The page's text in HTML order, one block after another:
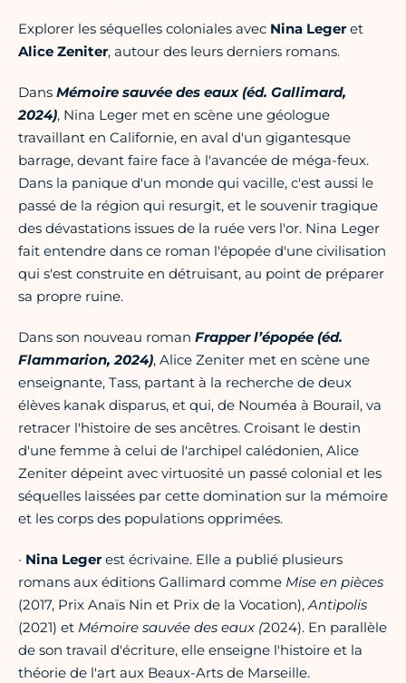
Explorer les séquelles coloniales avec Nina Legeret
Alice Zeniter, autour des leurs derniers romans.
Dans Mémoire sauvée des eaux (éd. Gallimard,
2024), Nina Leger met en scène une géologue
travaillant en Californie, en aval d'un gigantesque
barrage, devant faire face à l'avancée de méga-feux.
Dans la panique d'un monde qui vacille, c'est aussi le
passé de la région qui resurgit, et le souvenir tragique
des dévastations issues de la ruée vers l'or. Nina Leger
fait entendre dans ce roman l'épopée d'une civilisation
qui s'est construite en détruisant, au point de préparer
sa propre ruine.
Dans son nouveau roman Frapper l’épopée (éd.
Flammarion, 2024), Alice Zeniter met en scène une
enseignante, Tass, partant à la recherche de deux
élèves kanak disparus, et qui, de Nouméa à Bourail, va
retracer l'histoire de ses ancêtres. Croisant le destin
d'une femme à celui de l'archipel calédonien, Alice
Zeniter dépeint avec virtuosité un passé colonial et les
séquelles laissées par cette domination sur la mémoire
et les corps des populations opprimées.
· Nina Legerest écrivaine. Elle a publié plusieurs
romans aux éditions Gallimard comme Mise en pièces
(2017, Prix Anaïs Nin et Prix de la Vocation),Antipolis
(2021) et Mémoire sauvée des eaux (2024). En parallèle
de son travail d'écriture, elle enseigne l'histoire et la
théorie de l'art aux Beaux-Arts de Marseille.